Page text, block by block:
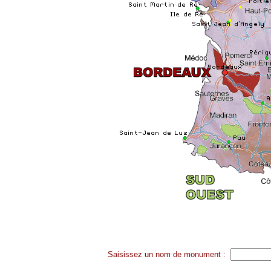
Saisissez un nom de monument :